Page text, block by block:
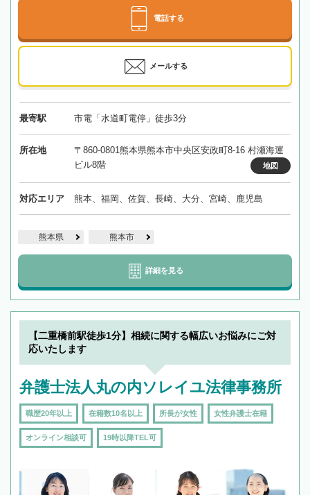
電話する
メールする
最寄駅 市電「水道町電停」徒歩3分
所在地
〒860-0801熊本県熊本市中央区安政町8-16 村瀬海運
ビル8階
地図
対応エリア 熊本、福岡、佐賀、長崎、大分、宮崎、鹿児島
熊本県 熊本市
詳細を見る
【二重橋前駅徒歩1分】相続に関する幅広いお悩みにご対
応いたします
弁護士法人丸の内ソレイユ法律事務所
職歴20年以上 在籍数10名以上 所長が女性 女性弁護士在籍
オンライン相談可 19時以降TEL可